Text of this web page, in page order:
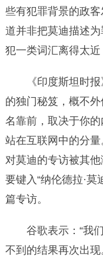
些有犯罪背景的政
道并非把莫迪描述
犯一类词汇离得太近
《印度斯坦时
的独门秘笈，概不
名靠前，取决于你
站在互联网中的分量
对莫迪的专访被其
要键入“纳伦德拉·
篇专访。
谷歌表示：“我
不到的结果再次出现